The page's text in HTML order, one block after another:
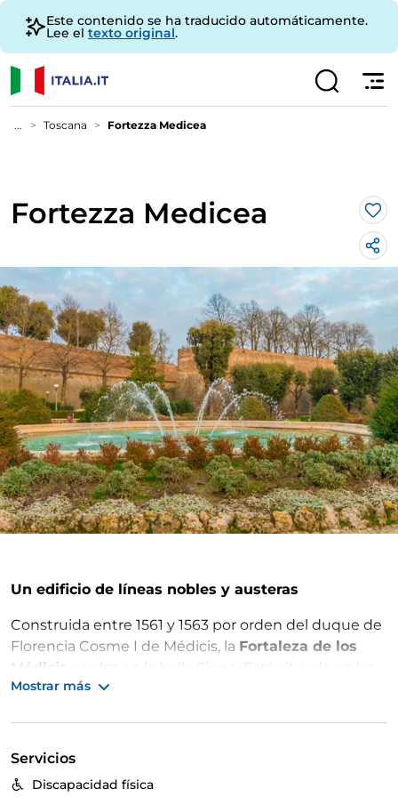
Este contenido se ha traducido automáticamente.
Lee el texto original.
... Toscana Fortezza Medicea
Fortezza Medicea Me
Un edificio de líneas nobles y austeras
Construida entre 1561 y 1563 por orden del duque de
Florencia Cosme I de Médicis, la Fortaleza de los
Médicis
Siena
. Está situada en las
inmediaciones del barrio de San Próspero, cerca del
los acontecimientos militares que caracterizaron a la
ciudad en el siglo XVI.
Mostrar más
Servicios
Discapacidad física